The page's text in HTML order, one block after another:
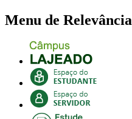
Menu de Relevância